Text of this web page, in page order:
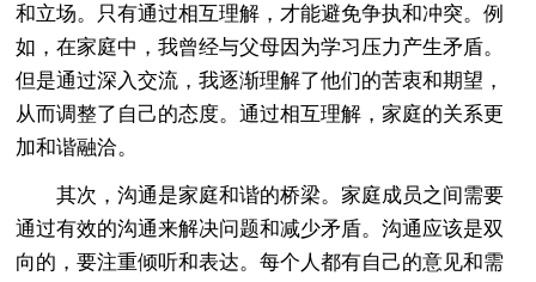
和立场。只有通过相互理解，才能避免争执和冲突。例
如，在家庭中，我曾经与父母因为学习压力产生矛盾。
但是通过深入交流，我逐渐理解了他们的苦衷和期望，
从而调整了自己的态度。通过相互理解，家庭的关系更
加和谐融洽。
其次，沟通是家庭和谐的桥梁。家庭成员之间需要
通过有效的沟通来解决问题和减少矛盾。沟通应该是双
向的，要注重倾听和表达。每个人都有自己的意见和需